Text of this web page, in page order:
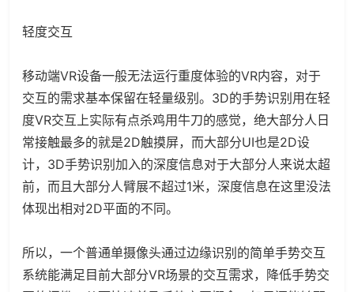
轻度交互
移动端VR设备一般无法运行重度体验的VR内容，对于
交互的需求基本保留在轻量级别。3D的手势识别用在轻
度VR交互上实际有点杀鸡用牛刀的感觉，绝大部分人日
常接触最多的就是2D触摸屏，而大部分UI也是2D设
计，3D手势识别加入的深度信息对于大部分人来说太超
前，而且大部分人臂展不超过1米，深度信息在这里没法
体现出相对2D平面的不同。
所以，一个普通单摄像头通过边缘识别的简单手势交互
系统能满足目前大部分VR场景的交互需求，降低手势交